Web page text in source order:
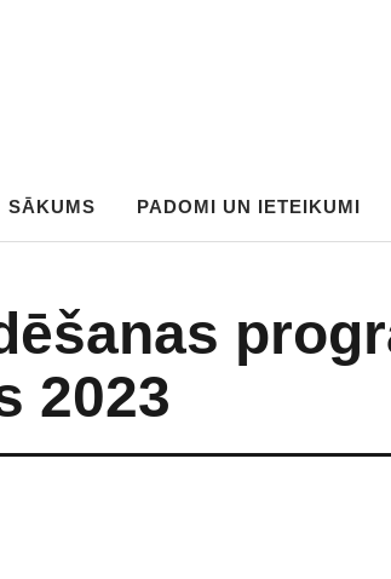
SĀKUMS PADOMI UN IETEIKUMI
2023